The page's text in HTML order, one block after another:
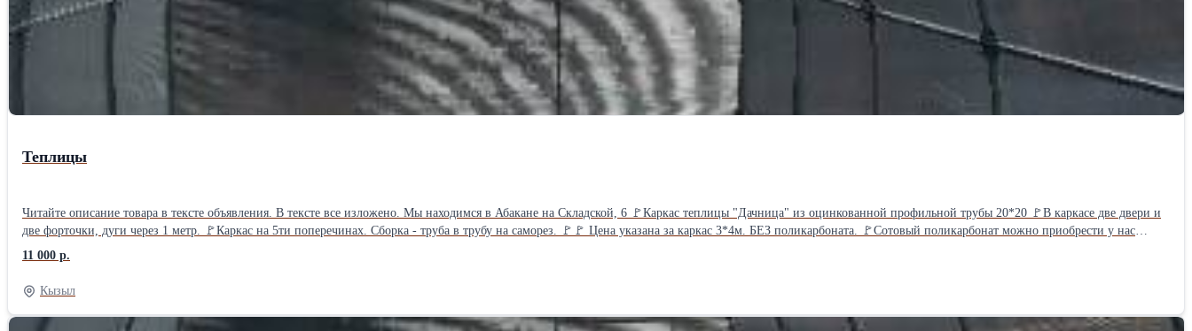
Теплицы
Читайте описание товара в тексте объявления. В тексте все изложено. Мы находимся в Абакане на Складской, 6 🚩Каркас теплицы "Дачница" из оцинкованной профильной трубы 20*20 🚩В каркасе две двери и
две форточки, дуги через 1 метр. 🚩Каркас на 5ти поперечинах. Сборка - труба в трубу на саморез. 🚩🚩 Цена указана за каркас 3*4м. БЕЗ поликарбоната. 🚩Сотовый поликарбонат можно приобрести у нас
отдельно, на выбор. 🚩Каркас теплицы увеличивается по длине кратно - двум метрам с помощью вставок. 🚩Цена вставки для увеличения длины на 2м - 2 950 руб. 🚩Каркас 3*4м выходит - 11 000 руб. 🚩Каркас
3*6м выходит - 13 950 руб. 🚩Каркас 3*8м выходит - 16 900 руб. 🚩Каркас 3*10м выходит - 29 850 руб. Данный каркас теплицы по качеству - полностью соответствует своей цене❗ Длина теплицы может быть
любой кратной двум метрам от 4х метров❗ Посмотреть - увидеть, потрогать данный каркас для теплицы можно на Складской, 6 в Абакане. 🚩Цена действительна неделю с момента публикации от 04.08.2026г.
Далее актуальную цену Вы можете узнать по телефону или у нас в магазине. 🚩Каркасы для теплиц в наличии на Складскoй, 6 🚩Мы работаем с 10 до 17 часов будни., с 10 до 15 часов суббота.
11 000 р.
Кызыл